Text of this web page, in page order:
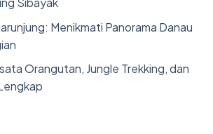
Menikmati Panorama Danau
Orangutan, Jungle Trekking, dan